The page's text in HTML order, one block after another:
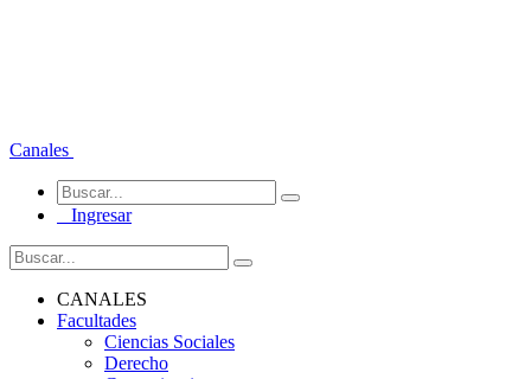
Canales
Ingresar
CANALES
Facultades
Ciencias Sociales
Derecho